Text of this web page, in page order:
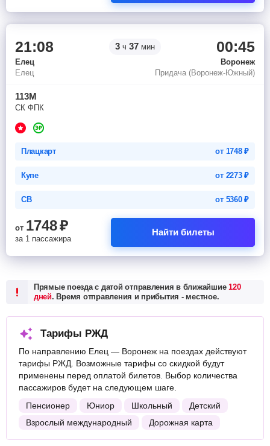
21:08 3 ч 37 мин 00:45
Елец
Воронеж
Елец
Придача (Воронеж-Южный)
113М
СК ФПК
Плацкарт от 1748₽
Купе от 2273₽
СВ от 5360₽
от 1748₽
за 1 пассажира
Найти билеты
Прямые поезда с датой отправления в ближайшие120
дней. Время отправления и прибытия - местное.
Тарифы РЖД
По направлению Елец — Воронеж на поездах действуют
тарифы РЖД. Возможные тарифы со скидкой будут
применены перед оплатой билетов. Выбор количества
пассажиров будет на следующем шаге.
Пенсионер
Юниор Школьный
Детский
Взрослый международный
Дорожная карта